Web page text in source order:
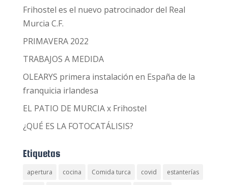
Frihostel es el nuevo patrocinador del Real
Murcia C.F.
PRIMAVERA 2022
TRABAJOS A MEDIDA
OLEARYS primera instalación en España de la
franquicia irlandesa
EL PATIO DE MURCIA x Frihostel
¿QUÉ ES LA FOTOCATÁLISIS?
Etiquetas
apertura cocina Comida turca covid estanterías